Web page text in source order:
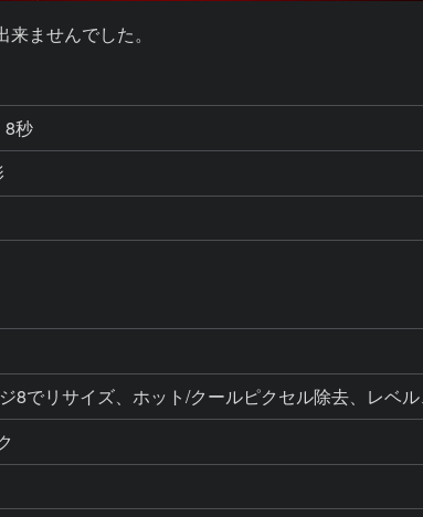
ませんでした。
8秒
8でリサイズ、ホット/クールピクセル除去、レベ